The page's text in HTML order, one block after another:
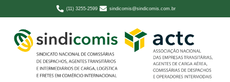
(11) 3255-2599 sindicomis@sindicomis.com.br